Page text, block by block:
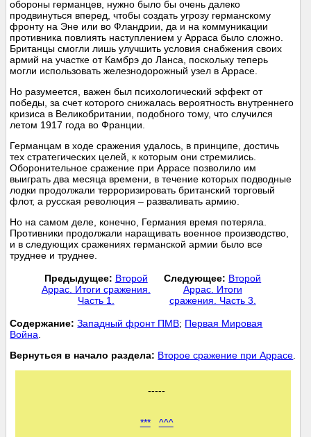
обороны германцев, нужно было бы очень далеко
продвинуться вперед, чтобы создать угрозу германскому
фронту на Эне или во Фландрии, да и на коммуникации
противника повлиять наступлением у Арраса было сложно.
Британцы смогли лишь улучшить условия снабжения своих
армий на участке от Камбрэ до Ланса, поскольку теперь
могли использовать железнодорожный узел в Аррасе.
Но разумеется, важен был психологический эффект от
победы, за счет которого снижалась вероятность внутреннего
кризиса в Великобритании, подобного тому, что случился
летом 1917 года во Франции.
Германцам в ходе сражения удалось, в принципе, достичь
тех стратегических целей, к которым они стремились.
Оборонительное сражение при Аррасе позволило им
выиграть два месяца времени, в течение которых подводные
лодки продолжали терроризировать британский торговый
флот, а русская революция – разваливать армию.
Но на самом деле, конечно, Германия время потеряла.
Противники продолжали наращивать военное производство,
и в следующих сражениях германской армии было все
труднее и труднее.
Предыдущее: Второй
Аррас. Итоги сражения.
Часть 1.
Следующее: Второй
Аррас. Итоги
сражения. Часть 3.
Cодержание: Западный фронт ПМВ; Первая Мировая
Война
Вернуться в начало раздела: Второе сражение при Аррасе
-----
*** ^^^